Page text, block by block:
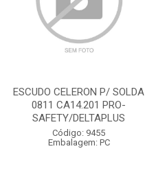
ESCUDO CELERON P/ SOLDA
0811 CA14.201 PRO-
SAFETY/DELTAPLUS
Código: 9455
Embalagem: PC